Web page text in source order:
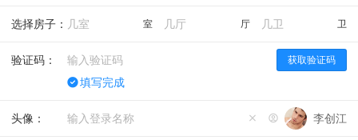
选择房子： 室 厅 卫
验证码：
填写完成
获取验证码
头像： 李创江